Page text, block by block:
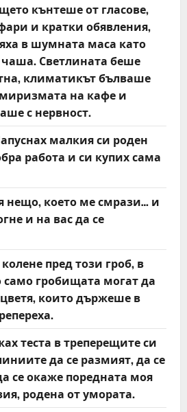
кънтеше от гласове,
и кратки обявления,
в шумната маса като
Светлината беше
климатикът бълваше
на кафе и
с нервност.
малкия си роден
работа и си купих сама
нещо, което ме смрази… и
и на вас да се
пред този гроб, в
гробищата могат да
които държеше в
теста в треперещите си
да се размият, да се
се окаже поредната моя
родена от умората.